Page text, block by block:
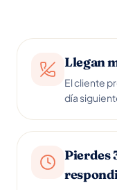
Llegan
El cliente
día
Pierdes